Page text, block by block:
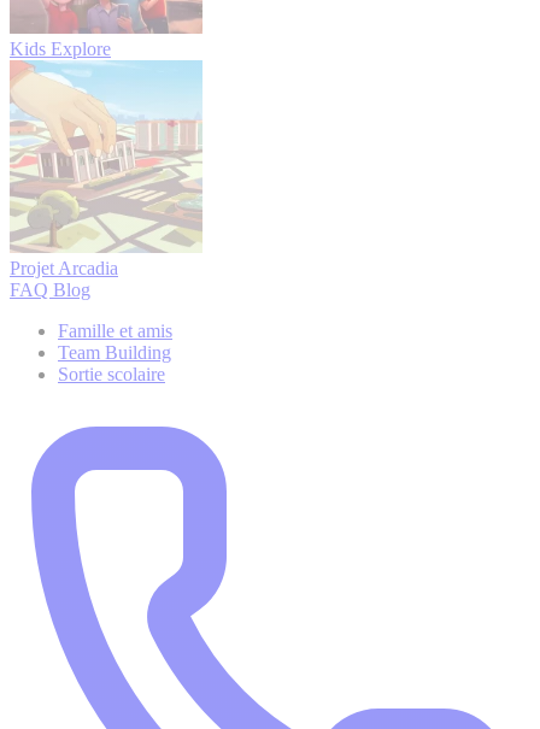
Kids Explore
Projet Arcadia
FAQ Blog
Famille et amis
Team Building
Sortie scolaire